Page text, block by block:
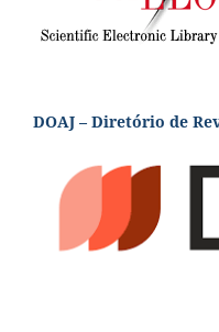
DOAJ – Diretório de